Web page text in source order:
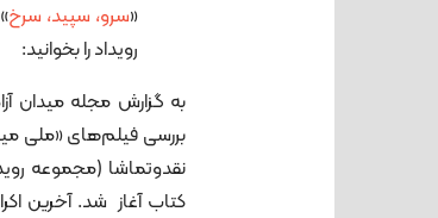
«سرو، سپید، سرخ
رویداد را بخوانید:
به گزارش مجله میدان
کتاب آغاز شد. آخرین